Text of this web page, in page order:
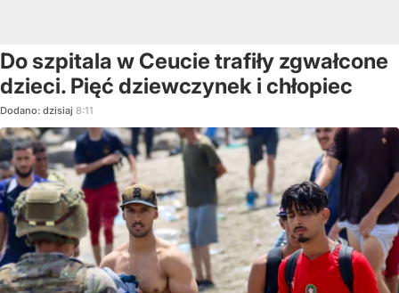
Do szpitala w Ceucie trafiły zgwałcone
dzieci. Pięć dziewczynek i chłopiec
Dodano: dzisiaj 8:11